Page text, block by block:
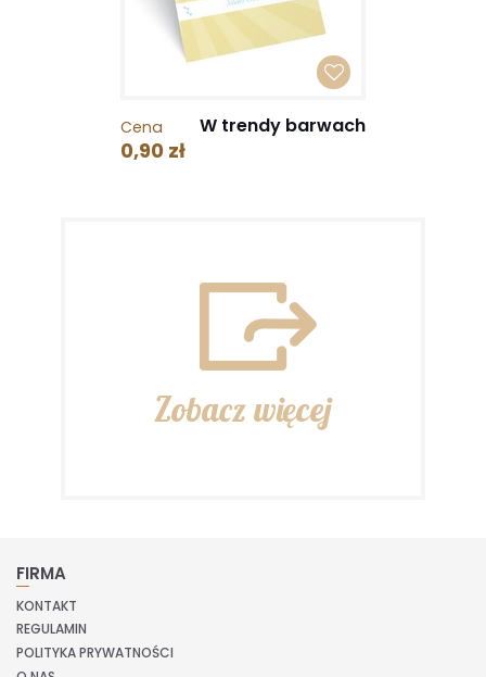
Cena
0,90 zł
W trendy barwach
Zobacz więcej
FIRMA
KONTAKT
REGULAMIN
POLITYKA PRYWATNOŚCI